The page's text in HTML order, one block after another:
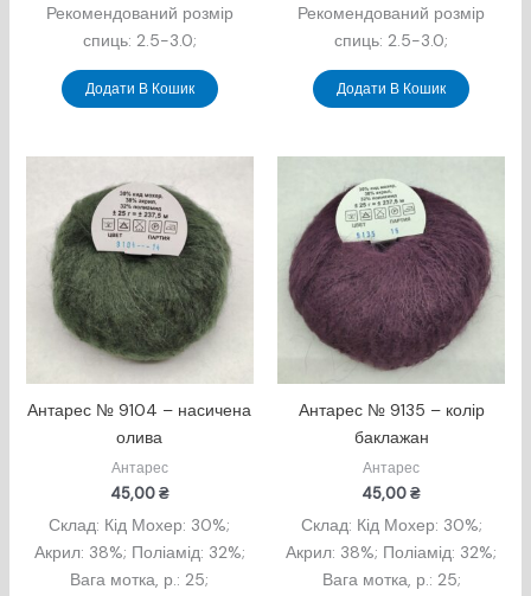
Рекомендований розмір
спиць: 2.5-3.0;
Додати В Кошик
Рекомендований розмір
спиць: 2.5-3.0;
Додати В Кошик
Антарес № 9104 – насичена
олива
Антарес
45,00₴
Склад: Кід Мохер: 30%;
Акрил: 38%; Поліамід: 32%;
Вага мотка, р.: 25;
Антарес № 9135 – колір
баклажан
Антарес
45,00₴
Склад: Кід Мохер: 30%;
Акрил: 38%; Поліамід: 32%;
Вага мотка, р.: 25;